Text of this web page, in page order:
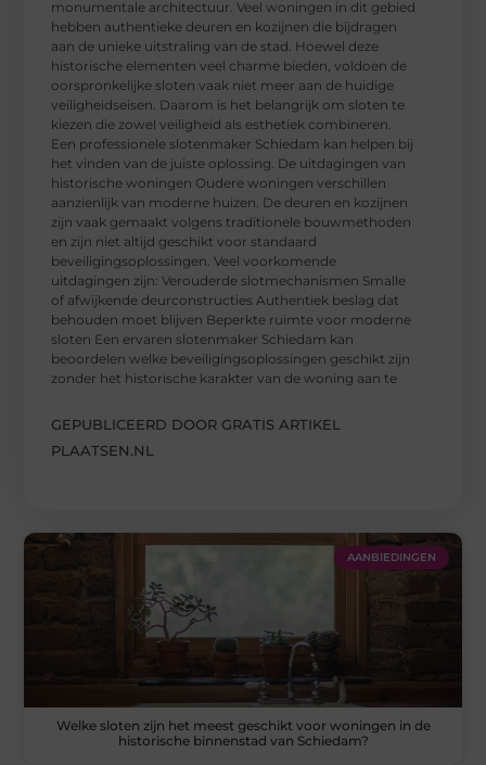
monumentale architectuur. Veel woningen in dit gebied
hebben authentieke deuren en kozijnen die bijdragen
aan de unieke uitstraling van de stad. Hoewel deze
historische elementen veel charme bieden, voldoen de
oorspronkelijke sloten vaak niet meer aan de huidige
veiligheidseisen. Daarom is het belangrijk om sloten te
kiezen die zowel veiligheid als esthetiek combineren.
Een professionele slotenmaker Schiedam kan helpen bij
het vinden van de juiste oplossing. De uitdagingen van
historische woningen Oudere woningen verschillen
aanzienlijk van moderne huizen. De deuren en kozijnen
zijn vaak gemaakt volgens traditionele bouwmethoden
en zijn niet altijd geschikt voor standaard
beveiligingsoplossingen. Veel voorkomende
uitdagingen zijn: Verouderde slotmechanismen Smalle
of afwijkende deurconstructies Authentiek beslag dat
behouden moet blijven Beperkte ruimte voor moderne
sloten Een ervaren slotenmaker Schiedam kan
beoordelen welke beveiligingsoplossingen geschikt zijn
zonder het historische karakter van de woning aan te
GEPUBLICEERD DOOR GRATIS ARTIKEL
PLAATSEN.NL
AANBIEDINGEN
Welke sloten zijn het meest geschikt voor woningen in de
historische binnenstad van Schiedam?